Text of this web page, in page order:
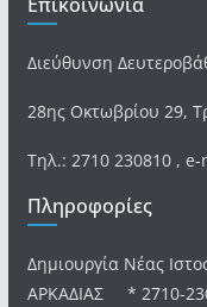
Διεύθυνση
28ης Οκτωβρίου 29,
Τηλ.: 2710 230810 ,
Πληροφορίες
Δημιουργία Νέας
ΑΡΚΑΔΙΑΣ * 2710-